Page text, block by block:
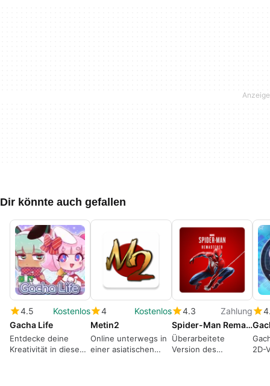
Dir könnte auch gefallen
4.5
Kostenlos
Gacha Life
Entdecke deine
Kreativität in diesem
4
Kostenlos
Metin2
Online unterwegs in
einer asiatischen
4.3
Zahlung
Spider-Man Remastered
Überarbeitete
Version des
2D-